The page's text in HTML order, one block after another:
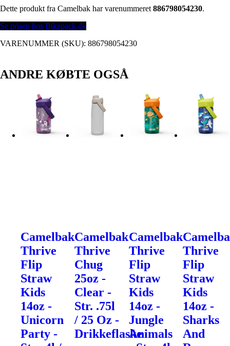
Dette produkt fra Camelbak har varenummeret 886798054230.
Se prisen hos Bikepack.dk
VARENUMMER (SKU): 886798054230
ANDRE KØBTE OGSÅ
Camelbak
Thrive
Flip
Straw
Kids
14oz -
Unicorn
Party -
Camelbak
Thrive
Chug
25oz -
Clear -
Str. .75l
/ 25 Oz -
Drikkeflaske
Camelbak
Thrive
Flip
Straw
Kids
14oz -
Jungle
Animals
Thrive
Flip
Straw
Kids
14oz -
Sharks
And